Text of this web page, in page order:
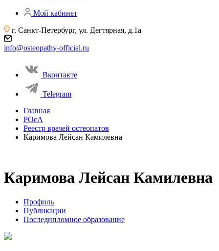
Мой кабинет
г. Санкт-Петербург, ул. Дегтярная, д.1а
info@osteopathy-official.ru
Вконтакте
Telegram
Главная
РОсА
Реестр врачей остеопатов
Каримова Лейсан Камилевна
Каримова Лейсан Камилевна
Профиль
Публикации
Последипломное образование